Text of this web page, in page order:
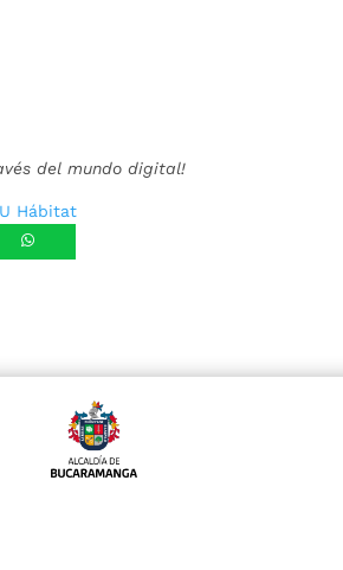
del mundo digital!
Hábitat